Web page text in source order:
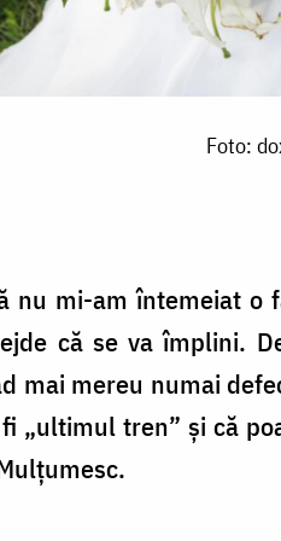
Foto:
nu mi-am întemeiat
că se va împlini.
mai mereu numai
„ultimul tren” și că